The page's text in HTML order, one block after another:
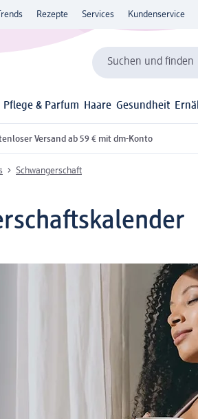
Rezepte Services Kundenservice
Suchen und finden
Pflege & Parfum Haare Gesundheit
Versand ab 59 € mit dm-Konto
Schwangerschaft